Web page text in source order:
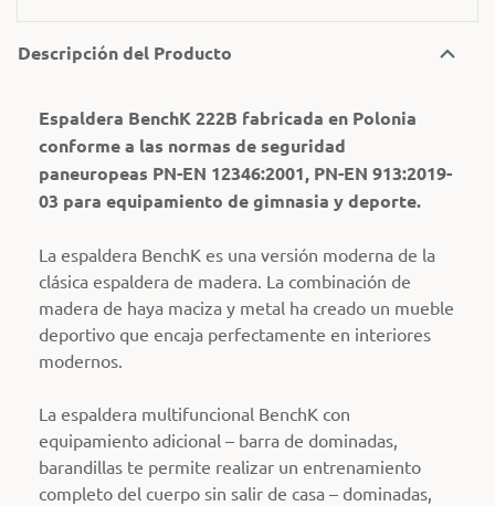
Descripción del Producto
Espaldera BenchK 222B fabricada en Polonia
conforme a las normas de seguridad
paneuropeas PN-EN 12346:2001, PN-EN 913:2019-
03 para equipamiento de gimnasia y deporte.
La espaldera BenchK es una versión moderna de la
clásica espaldera de madera. La combinación de
madera de haya maciza y metal ha creado un mueble
deportivo que encaja perfectamente en interiores
modernos.
La espaldera multifuncional BenchK con
equipamiento adicional – barra de dominadas,
barandillas te permite realizar un entrenamiento
completo del cuerpo sin salir de casa – dominadas,